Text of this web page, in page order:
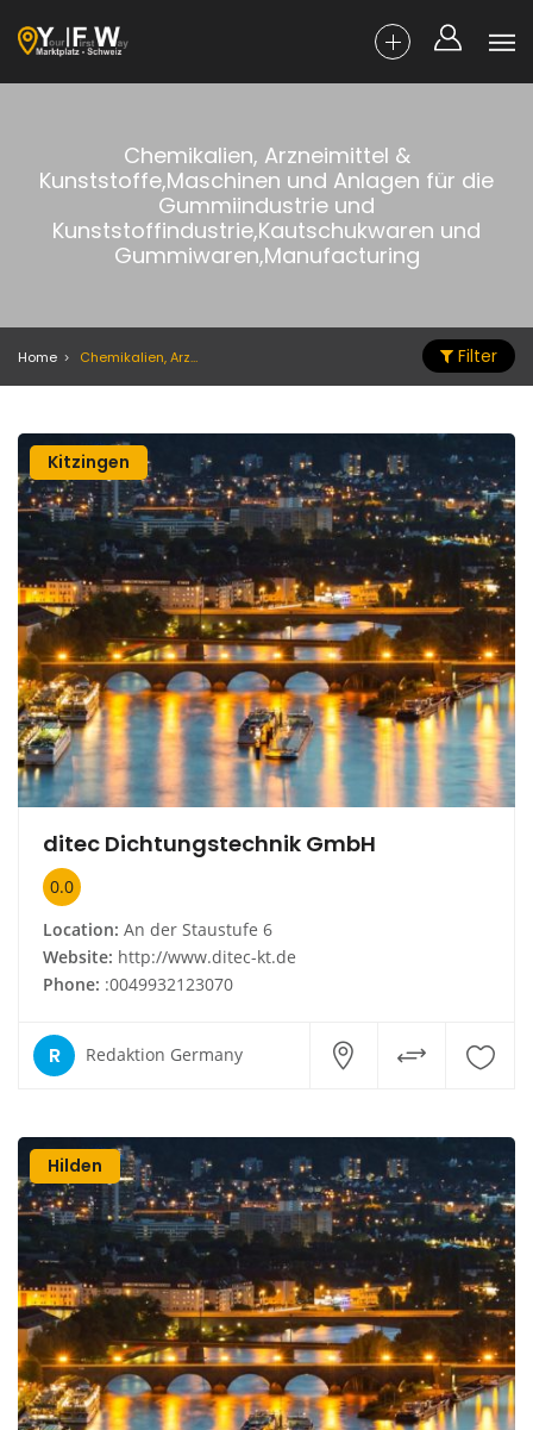
Chemikalien, Arzneimittel &
Kunststoffe,Maschinen und Anlagen für die
Gummiindustrie und
Kunststoffindustrie,Kautschukwaren und
Gummiwaren,Manufacturing
Home Chemikalien, Arzneimittel & Kunststoffe,Maschinen und Anlagen für die Gummiindustrie und Kunststoffindustrie,Kautschukwaren und Gummiwaren,Manufacturing Filter
Kitzingen
ditec Dichtungstechnik GmbH
0.0
Location: An der Staustufe 6
Website: http://www.ditec-kt.de
Phone: :0049932123070
R Redaktion Germany
Hilden